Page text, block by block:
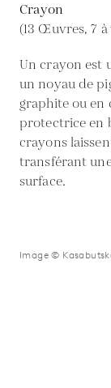
Crayon
(13 Œuvres, 7
Un crayon est
un noyau de
graphite ou en
protectrice en
crayons
transférant
surface.
Image ©